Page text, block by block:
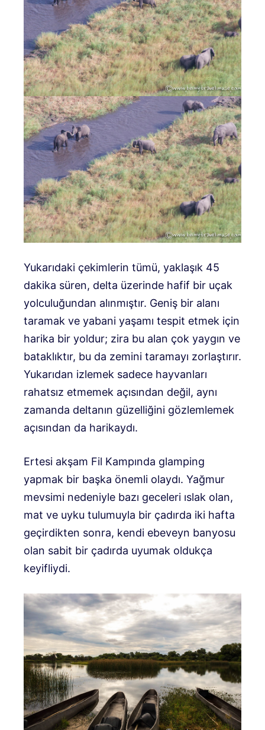
Yukarıdaki çekimlerin tümü, yaklaşık 45
dakika süren, delta üzerinde hafif bir uçak
yolculuğundan alınmıştır. Geniş bir alanı
taramak ve yabani yaşamı tespit etmek için
harika bir yoldur; zira bu alan çok yaygın ve
bataklıktır, bu da zemini taramayı zorlaştırır.
Yukarıdan izlemek sadece hayvanları
rahatsız etmemek açısından değil, aynı
zamanda deltanın güzelliğini gözlemlemek
açısından da harikaydı.
Ertesi akşam Fil Kampında glamping
yapmak bir başka önemli olaydı. Yağmur
mevsimi nedeniyle bazı geceleri ıslak olan,
mat ve uyku tulumuyla bir çadırda iki hafta
geçirdikten sonra, kendi ebeveyn banyosu
olan sabit bir çadırda uyumak oldukça
keyifliydi.